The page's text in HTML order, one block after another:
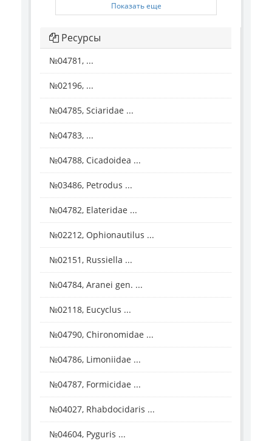
Показать еще
Ресурсы
№04781, ...
№02196, ...
№04785, Sciaridae ...
№04783, ...
№04788, Cicadoidea ...
№03486, Petrodus ...
№04782, Elateridae ...
№02212, Ophionautilus ...
№02151, Russiella ...
№04784, Aranei gen. ...
№02118, Eucyclus ...
№04790, Chironomidae ...
№04786, Limoniidae ...
№04787, Formicidae ...
№04027, Rhabdocidaris ...
№04604, Pyguris ...